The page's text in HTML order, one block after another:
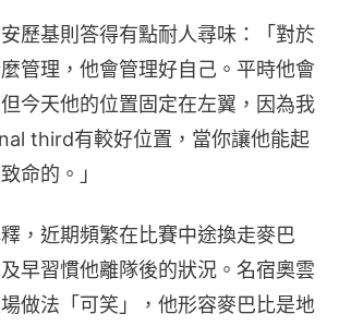
歷基則答得有點耐人尋味：「對於
管理，他會管理好自己。平時他會
今天他的位置固定在左翼，因為我
third有較好位置，當你讓他能起
命的。」
，近期頻繁在比賽中途換走麥巴
早習慣他離隊後的狀況。名宿奧雲
做法「可笑」，他形容麥巴比是地